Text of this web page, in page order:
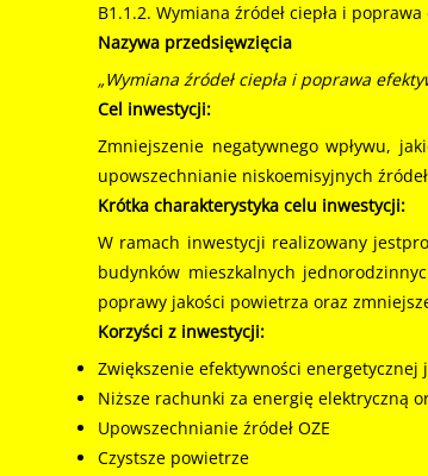
B1.1.2. Wymiana źródeł ciepła i
Nazywa przedsięwzięcia
„Wymiana źródeł ciepła i poprawa
Cel inwestycji:
Zmniejszenie negatywnego wpływu,
upowszechnianie niskoemisyjnych
Krótka charakterystyka celu inwestycji:
W ramach inwestycji realizowany
budynków mieszkalnych
poprawy jakości powietrza oraz
Korzyści z inwestycji:
Zwiększenie efektywności
Niższe rachunki za energię elektryczną
Upowszechnianie źródeł OZE
Czystsze powietrze